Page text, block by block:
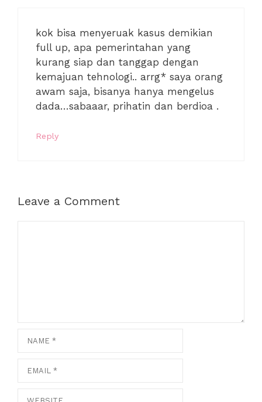
kok bisa menyeruak kasus demikian
full up, apa pemerintahan yang
kurang siap dan tanggap dengan
kemajuan tehnologi.. arrg* saya orang
awam saja, bisanya hanya mengelus
dada…sabaaar, prihatin dan berdioa .
Reply
Leave a Comment